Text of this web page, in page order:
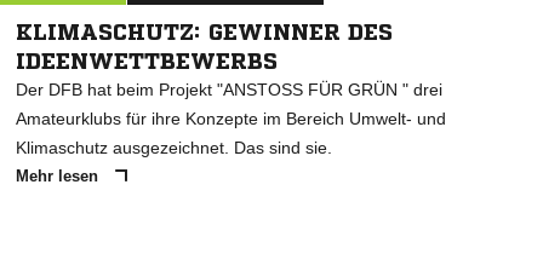
KLIMASCHUTZ: GEWINNER DES
IDEENWETTBEWERBS
Der DFB hat beim Projekt "ANSTOSS FÜR GRÜN " drei
Amateurklubs für ihre Konzepte im Bereich Umwelt- und
Klimaschutz ausgezeichnet. Das sind sie.
Mehr lesen